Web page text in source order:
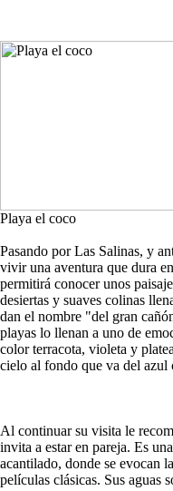
Playa el coco
Pasando por Las Salinas, y
vivir una aventura que dura
permitirá conocer unos
desiertas y suaves colinas
dan el nombre "del gran
playas lo llenan a uno de
color terracota, violeta y
cielo al fondo que va del azul
Al continuar su visita le
invita a estar en pareja. Es
acantilado, donde se evocan
películas clásicas. Sus aguas